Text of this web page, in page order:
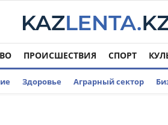
ПРОИСШЕСТВИЯ СПОРТ
Здоровье Аграрный сектор